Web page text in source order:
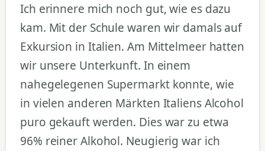
Ich erinnere mich noch gut, wie es dazu
kam. Mit der Schule waren wir damals auf
Exkursion in Italien. Am Mittelmeer hatten
wir unsere Unterkunft. In einem
nahegelegenen Supermarkt konnte, wie
in vielen anderen Märkten Italiens Alcohol
puro gekauft werden. Dies war zu etwa
96% reiner Alkohol. Neugierig war ich